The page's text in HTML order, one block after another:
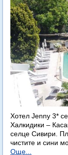
Хотел Jenny 3*
Халкидики –
селце Сивири.
чистите и сини
Още...